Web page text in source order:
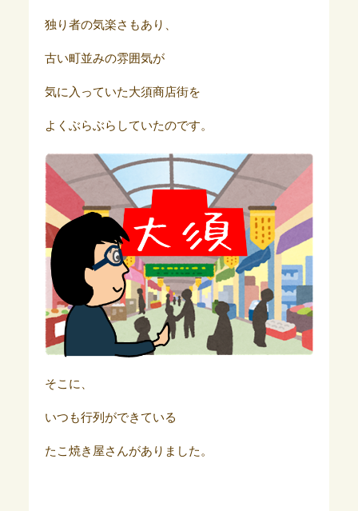
独り者の気楽さもあり、
古い町並みの雰囲気が
気に入っていた大須商店街を
よくぶらぶらしていたのです。
そこに、
いつも行列ができている
たこ焼き屋さんがありました。